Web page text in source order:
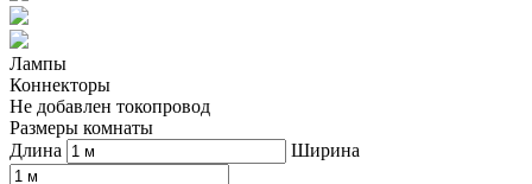
Лампы
Коннекторы
Не добавлен токопровод
Размеры комнаты
Длина
Ширина